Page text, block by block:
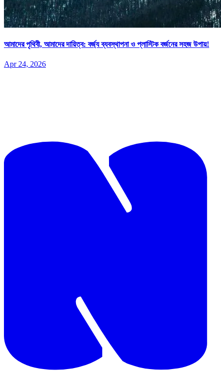
আমাদের পৃথিবী, আমাদের দায়িত্ব: বর্জ্য ব্যবস্থাপনা ও প্লাস্টিক বর্জনের সহজ উপায়!
Apr 24, 2026